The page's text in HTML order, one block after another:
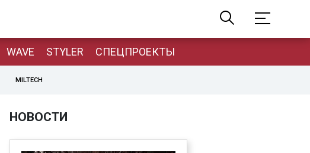
WAVE STYLER СПЕЦПРОЕКТЫ
MILTECH
НОВОСТИ